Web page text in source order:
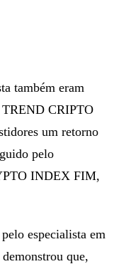
também eram
CRIPTO
um retorno
pelo
INDEX FIM,
especialista em
que,